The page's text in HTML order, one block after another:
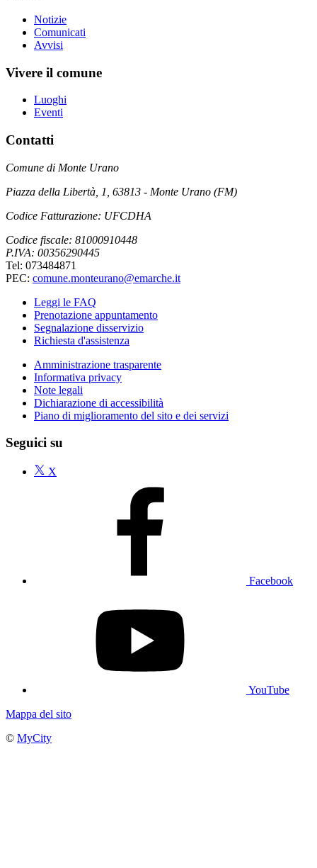
Notizie
Comunicati
Avvisi
Vivere il comune
Luoghi
Eventi
Contatti
Comune di Monte Urano
Piazza della Libertà, 1, 63813 - Monte Urano (FM)
Codice Fatturazione: UFCDHA
Codice fiscale: 81000910448
P.IVA: 00356290445
Tel: 073484871
PEC: comune.monteurano@emarche.it
Leggi le FAQ
Prenotazione appuntamento
Segnalazione disservizio
Richiesta d'assistenza
Amministrazione trasparente
Informativa privacy
Note legali
Dichiarazione di accessibilità
Piano di miglioramento del sito e dei servizi
Seguici su
X
Facebook
YouTube
Mappa del sito
© MyCity